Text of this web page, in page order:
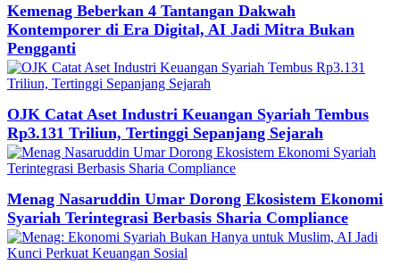
Kemenag Beberkan 4 Tantangan Dakwah
Kontemporer di Era Digital, AI Jadi Mitra Bukan
Pengganti
OJK Catat Aset Industri Keuangan Syariah Tembus
Rp3.131 Triliun, Tertinggi Sepanjang Sejarah
Menag Nasaruddin Umar Dorong Ekosistem Ekonomi
Syariah Terintegrasi Berbasis Sharia Compliance